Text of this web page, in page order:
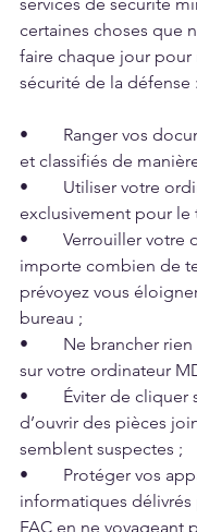
certaines choses que
faire chaque jour pour
sécurité de la défense :
•	Ranger vos documents protégés
et classifiés de
•	Utiliser votre ordinateur RÉD
exclusivement pour le
•	Verrouiller votre ordinateur, peu
importe combien de
prévoyez vous
bureau ;
•	Ne brancher rien de non autorisé
sur votre ordinateur
•	Éviter de cliquer sur des liens ou
d’ouvrir des pièces
semblent suspectes ;
•	Protéger vos appareils
informatiques
FAC en ne voyageant